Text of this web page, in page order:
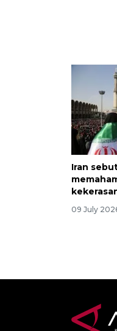
Iran
09 July